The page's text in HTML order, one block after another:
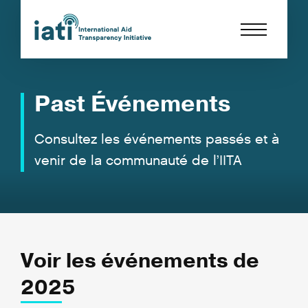
Past Événements
Consultez les événements passés et à
venir de la communauté de l’IITA
Voir les événements de
2025